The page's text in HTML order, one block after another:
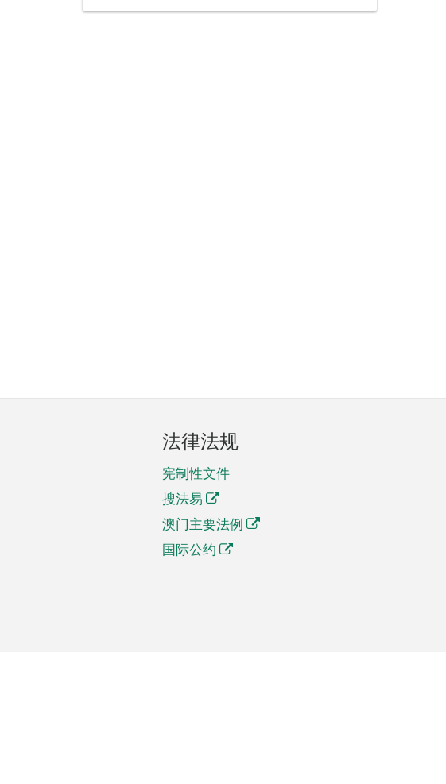
法律法规
宪制性文件
搜法易
澳门主要法例
国际公约